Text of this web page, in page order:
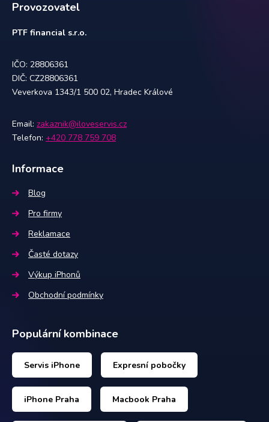
Provozovatel
PTF financial s.r.o.
IČO: 28806361
DIČ: CZ28806361
Veverkova 1343/1 500 02, Hradec Králové
Email: zakaznik@iloveservis.cz
Telefon: +420 778 759 708
Informace
Blog
Pro firmy
Reklamace
Časté dotazy
Výkup iPhonů
Obchodní podmínky
Populární kombinace
Servis iPhone Expresní pobočky
iPhone Praha Macbook Praha